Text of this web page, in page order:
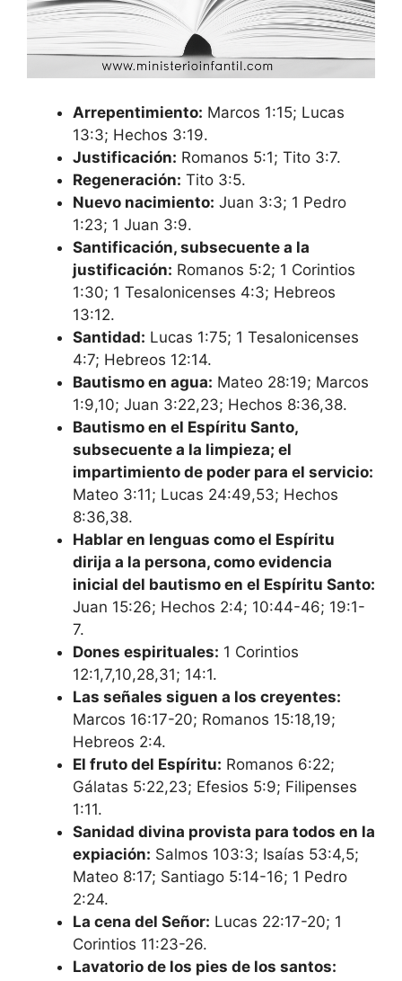
Arrepentimiento: Marcos 1:15; Lucas
13:3; Hechos 3:19.
Justificación: Romanos 5:1; Tito 3:7.
Regeneración: Tito 3:5.
Nuevo nacimiento: Juan 3:3; 1 Pedro
1:23; 1 Juan 3:9.
Santificación, subsecuente a la
justificación: Romanos 5:2; 1 Corintios
1:30; 1 Tesalonicenses 4:3; Hebreos
13:12.
Santidad: Lucas 1:75; 1 Tesalonicenses
4:7; Hebreos 12:14.
Bautismo en agua: Mateo 28:19; Marcos
1:9,10; Juan 3:22,23; Hechos 8:36,38.
Bautismo en el Espíritu Santo,
subsecuente a la limpieza; el
impartimiento de poder para el servicio:
Mateo 3:11; Lucas 24:49,53; Hechos
8:36,38.
Hablar en lenguas como el Espíritu
dirija a la persona, como evidencia
inicial del bautismo en el Espíritu Santo:
Juan 15:26; Hechos 2:4; 10:44-46; 19:1-
7.
Dones espirituales: 1 Corintios
12:1,7,10,28,31; 14:1.
Las señales siguen a los creyentes:
Marcos 16:17-20; Romanos 15:18,19;
Hebreos 2:4.
El fruto del Espíritu: Romanos 6:22;
Gálatas 5:22,23; Efesios 5:9; Filipenses
1:11.
Sanidad divina provista para todos en la
expiación: Salmos 103:3; Isaías 53:4,5;
Mateo 8:17; Santiago 5:14-16; 1 Pedro
2:24.
La cena del Señor: Lucas 22:17-20; 1
Corintios 11:23-26.
Lavatorio de los pies de los santos: